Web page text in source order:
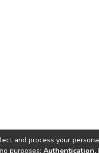
and process your
purposes: Authentication,